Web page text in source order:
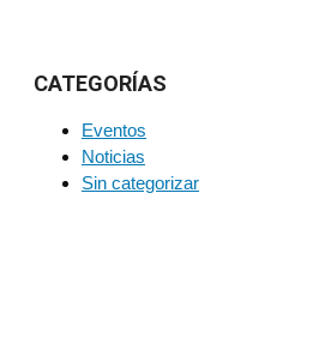
CATEGORÍAS
Eventos
Noticias
Sin categorizar